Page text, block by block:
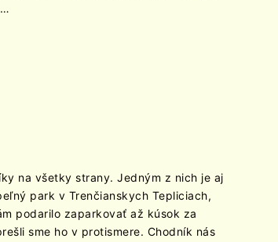
na všetky strany. Jedným z nich je aj
park v Trenčianskych Tepliciach,
podarilo zaparkovať až kúsok za
sme ho v protismere. Chodník nás